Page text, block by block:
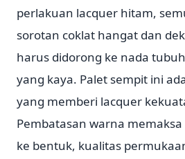
perlakuan lacquer hitam,
sorotan coklat hangat dan
harus didorong ke nada
yang kaya. Palet sempit ini
yang memberi lacquer
Pembatasan warna
ke bentuk, kualitas